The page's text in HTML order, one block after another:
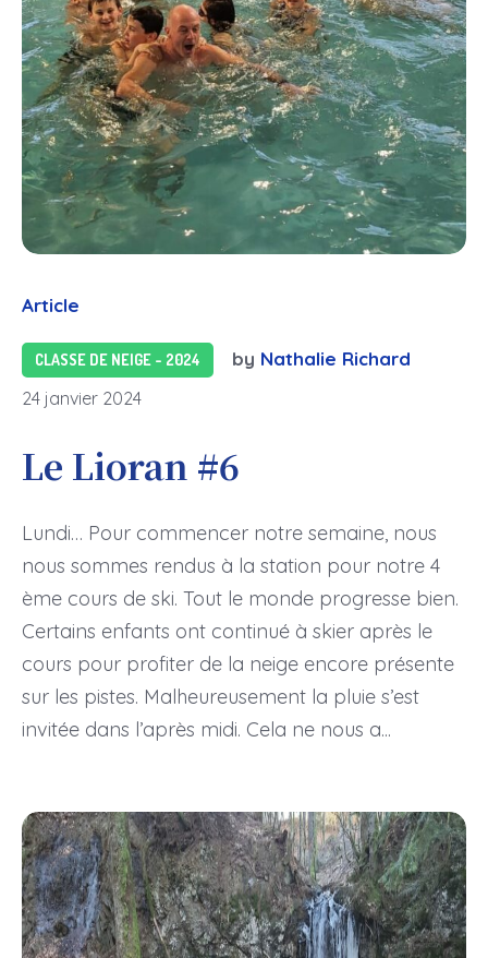
Article
CLASSE DE NEIGE - 2024 by Nathalie Richard
24 janvier 2024
Le Lioran #6
Lundi… Pour commencer notre semaine, nous
nous sommes rendus à la station pour notre 4
ème cours de ski. Tout le monde progresse bien.
Certains enfants ont continué à skier après le
cours pour profiter de la neige encore présente
sur les pistes. Malheureusement la pluie s’est
invitée dans l’après midi. Cela ne nous a...